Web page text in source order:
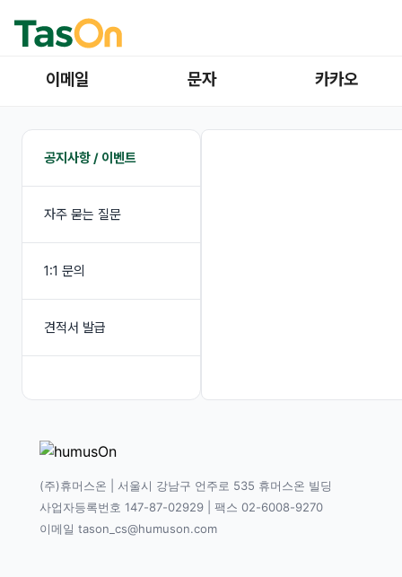
이메일 문자 카카오
공지사항 / 이벤트
자주 묻는 질문
1:1 문의
견적서 발급
(주)휴머스온 | 서울시 강남구 언주로 535 휴머스온 빌딩
사업자등록번호 147-87-02929 | 팩스 02-6008-9270
이메일 tason_cs@humuson.com